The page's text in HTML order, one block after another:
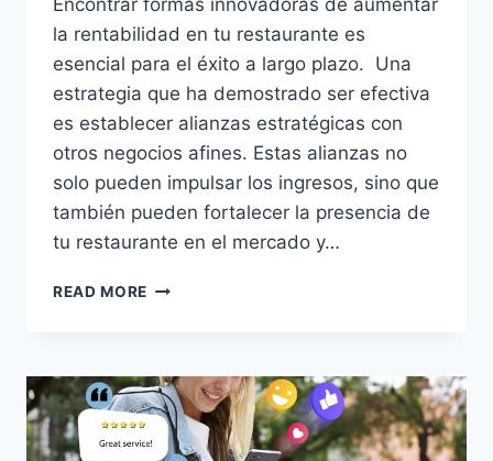
Encontrar formas innovadoras de aumentar
la rentabilidad en tu restaurante es
esencial para el éxito a largo plazo. Una
estrategia que ha demostrado ser efectiva
es establecer alianzas estratégicas con
otros negocios afines. Estas alianzas no
solo pueden impulsar los ingresos, sino que
también pueden fortalecer la presencia de
tu restaurante en el mercado y…
READ MORE LAS
AUMENTAR
LA
RENTABILIDAD
DE